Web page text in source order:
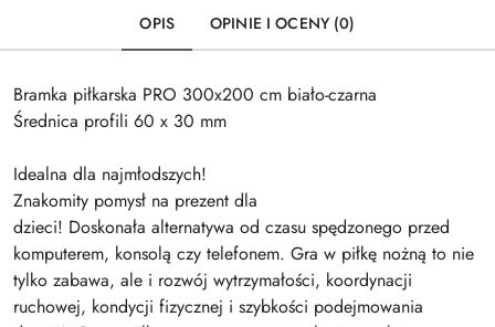
OPIS OPINIE I OCENY (0)
Bramka piłkarska PRO 300x200 cm biało-czarna
Średnica profili 60 x 30 mm
Idealna dla najmłodszych!
Znakomity pomysł na prezent dla
dzieci! Doskonała alternatywa od czasu spędzonego przed
komputerem, konsolą czy telefonem. Gra w piłkę nożną to nie
tylko zabawa, ale i rozwój wytrzymałości, koordynacji
ruchowej, kondycji fizycznej i szybkości podejmowania